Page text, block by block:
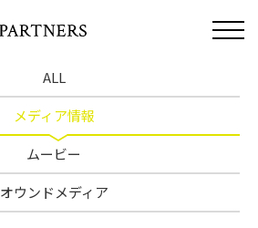
ALL
メディア情報
ムービー
オウンドメディア